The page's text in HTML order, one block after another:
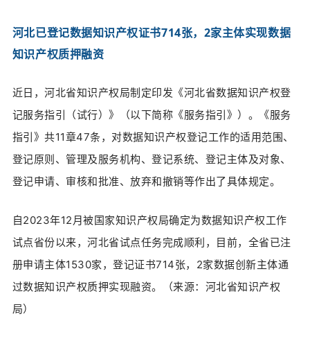
河北已登记数据知识产权证书714张，2家主体实现数据
知识产权质押融资
近日，河北省知识产权局制定印发《河北省数据知识产权登
记服务指引（试行）》（以下简称《服务指引》）。《服务
指引》共11章47条，对数据知识产权登记工作的适用范围、
登记原则、管理及服务机构、登记系统、登记主体及对象、
登记申请、审核和批准、放弃和撤销等作出了具体规定。
自2023年12月被国家知识产权局确定为数据知识产权工作
试点省份以来，河北省试点任务完成顺利，目前，全省已注
册申请主体1530家，登记证书714张，2家数据创新主体通
过数据知识产权质押实现融资。（来源： 河北省知识产权
局）